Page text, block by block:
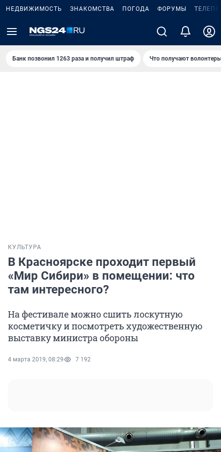
НЕДВИЖИМОСТЬ ЗНАКОМСТВА ПОГОДА ФОРУМЫ
Банк позвонил 1263 раза и получил штраф Что получают
КУЛЬТУРА
В Красноярске проходит первый
«Мир Сибири» в помещении: что
там интересного?
На фестивале можно сшить лоскутную
косметичку и посмотреть художественную
выставку министра обороны
4 марта 2019, 08:29 7 192